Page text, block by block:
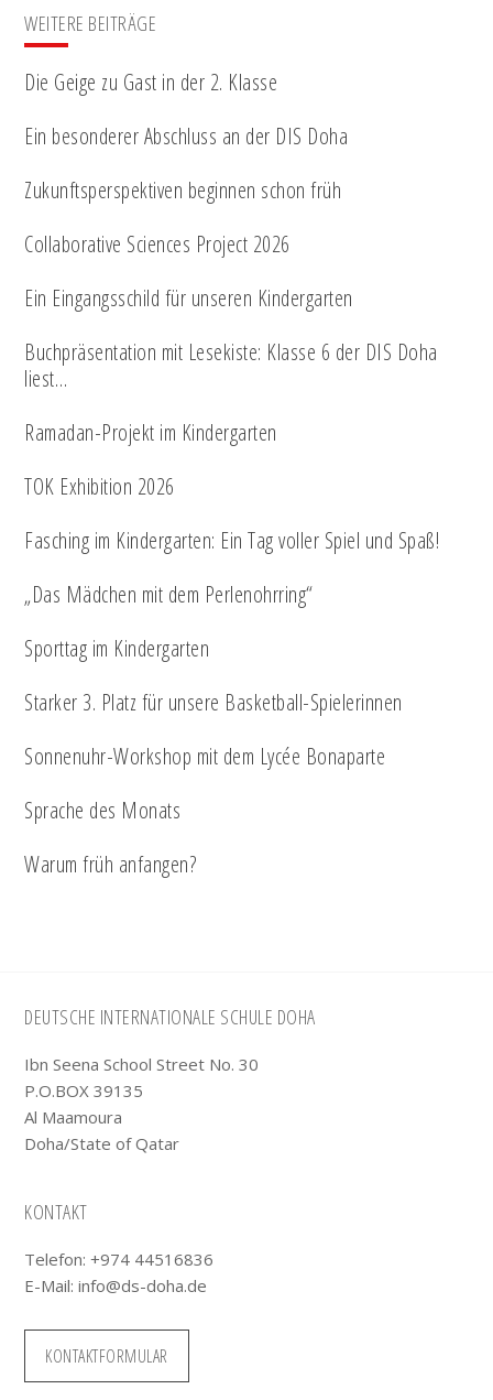
WEITERE BEITRÄGE
Die Geige zu Gast in der 2. Klasse
Ein besonderer Abschluss an der DIS Doha
Zukunftsperspektiven beginnen schon früh
Collaborative Sciences Project 2026
Ein Eingangsschild für unseren Kindergarten
Buchpräsentation mit Lesekiste: Klasse 6 der DIS Doha
liest…
Ramadan-Projekt im Kindergarten
TOK Exhibition 2026
Fasching im Kindergarten: Ein Tag voller Spiel und Spaß!
„Das Mädchen mit dem Perlenohrring“
Sporttag im Kindergarten
Starker 3. Platz für unsere Basketball-Spielerinnen
Sonnenuhr-Workshop mit dem Lycée Bonaparte
Sprache des Monats
Warum früh anfangen?
Footer
DEUTSCHE INTERNATIONALE SCHULE DOHA
Ibn Seena School Street No. 30
P.O.BOX 39135
Al Maamoura
Doha/State of Qatar
KONTAKT
Telefon: +974 44516836
E-Mail:info@ds-doha.de
KONTAKTFORMULAR